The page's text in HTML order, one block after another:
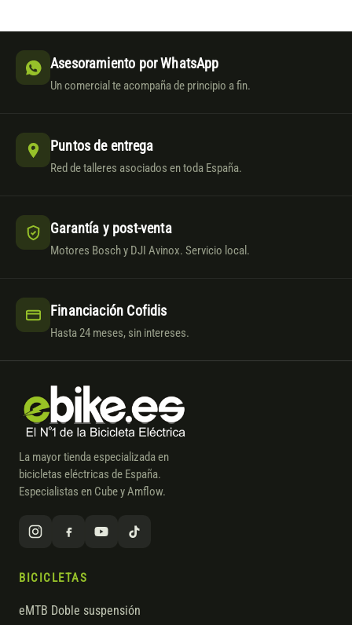
Asesoramiento por WhatsApp
Un comercial te acompaña de principio a fin.
Puntos de entrega
Red de talleres asociados en toda España.
Garantía y post-venta
Motores Bosch y DJI Avinox. Servicio local.
Financiación Cofidis
Hasta 24 meses, sin intereses.
La mayor tienda especializada en
bicicletas eléctricas de España.
Especialistas en Cube y Amflow.
BICICLETAS
eMTB Doble suspensión